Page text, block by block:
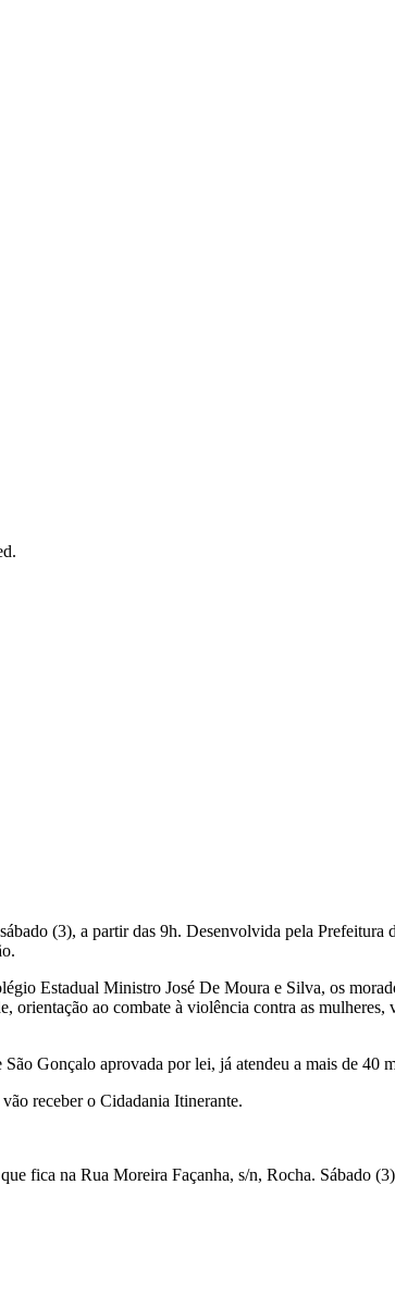
(3), a partir das 9h. Desenvolvida pela Prefeitura
Estadual Ministro José De Moura e Silva, os
orientação ao combate à violência contra as
Gonçalo aprovada por lei, já atendeu a mais de 40
receber o Cidadania Itinerante.
fica na Rua Moreira Façanha, s/n, Rocha. Sábado